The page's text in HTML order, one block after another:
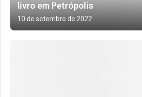
livro em Petrópolis
10 de setembro de 2022